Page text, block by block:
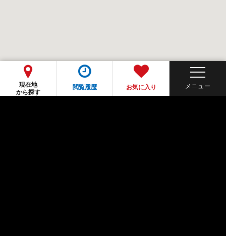
現在地
から探す
閲覧履歴 お気に入り